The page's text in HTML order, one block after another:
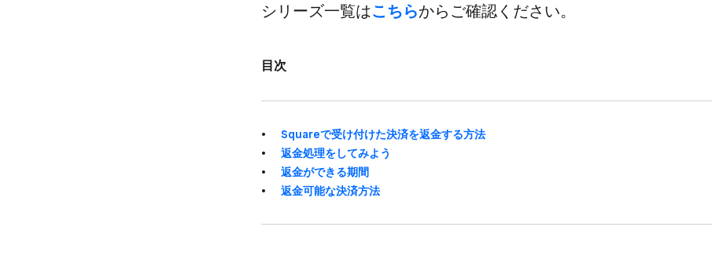
シリーズ一覧は​こちらから​ご確認ください。
目次
Squareで​受け付けた​決済を​返金する​方​法
返金処理を​してみよう
返金が​できる​期間
返金可能な​決済方​法